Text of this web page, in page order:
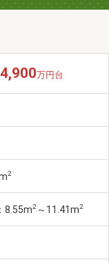
4,900万円台
2
8.55m2 ～11.41m2